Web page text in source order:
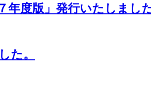
度版」発行いたしました
た。